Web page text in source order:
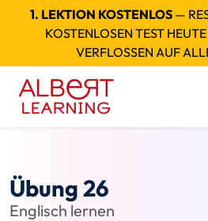
1. LEKTION KOSTENLOS—
KOSTENLOSEN TEST
VERFLOSSEN AUF
Übung 26
Englisch lernen